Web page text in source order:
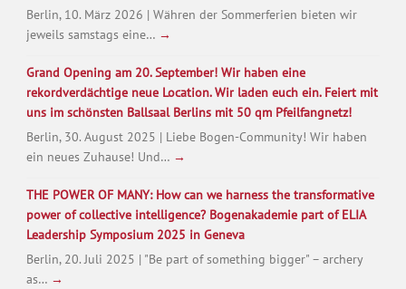
Berlin, 10. März 2026 | Währen der Sommerferien bieten wir
jeweils samstags eine… →
Grand Opening am 20. September! Wir haben eine
rekordverdächtige neue Location. Wir laden euch ein. Feiert mit
uns im schönsten Ballsaal Berlins mit 50 qm Pfeilfangnetz!
Berlin, 30. August 2025 | Liebe Bogen-Community! Wir haben
ein neues Zuhause! Und… →
THE POWER OF MANY: How can we harness the transformative
power of collective intelligence? Bogenakademie part of ELIA
Leadership Symposium 2025 in Geneva
Berlin, 20. Juli 2025 | "Be part of something bigger" – archery
as… →